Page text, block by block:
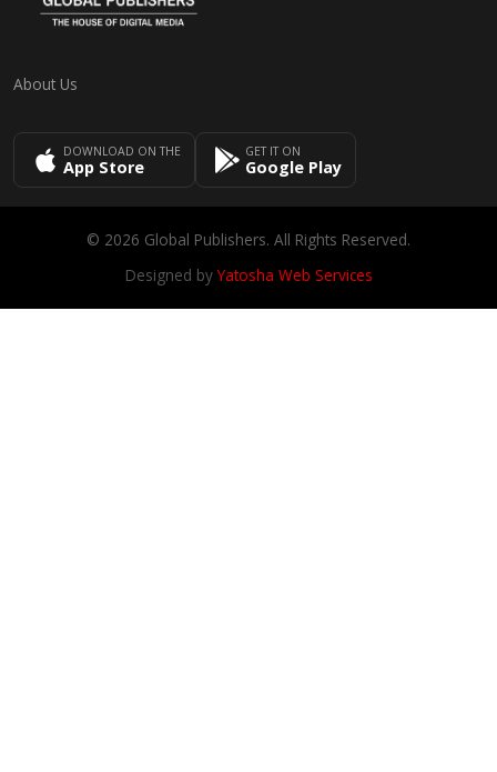
About Us
DOWNLOAD ON THE
App Store
GET IT ON
Google Play
© 2026 Global Publishers. All Rights Reserved.
Designed byYatosha Web Services